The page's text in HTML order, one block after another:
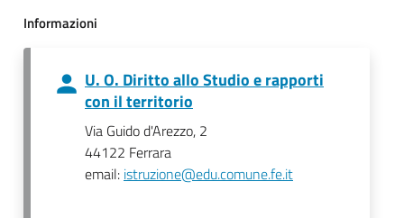
Informazioni
U. O. Diritto allo Studio e rapporti
con il territorio
Via Guido d'Arezzo, 2
44122 Ferrara
email: istruzione@edu.comune.fe.it